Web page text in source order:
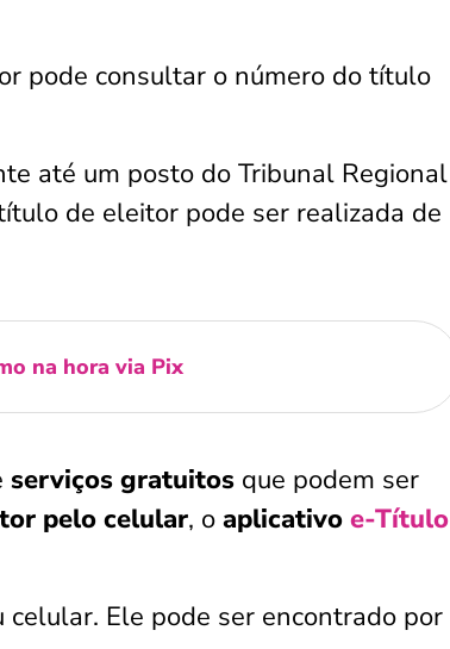
pode consultar o número do título
até um posto do Tribunal Regional
de eleitor pode ser realizada de
na hora via Pix
serviços gratuitos que podem ser
pelo celular, o aplicativo e-Título
Ele pode ser encontrado por